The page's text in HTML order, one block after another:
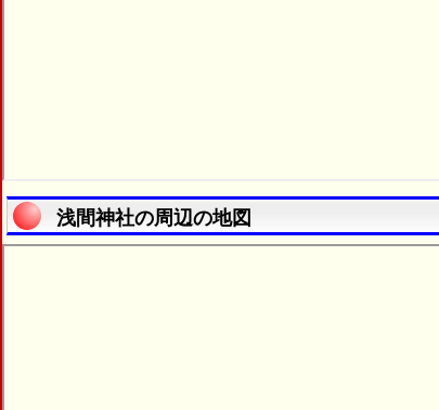
浅間神社の周辺の地図